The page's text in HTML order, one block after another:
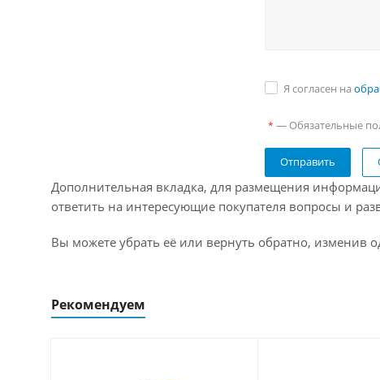
Я согласен на
* — Обязательные
Дополнительная вкладка, для размещения
ответить на интересующие покупателя вопросы и
Вы можете убрать её или вернуть обратно, изменив
Рекомендуем